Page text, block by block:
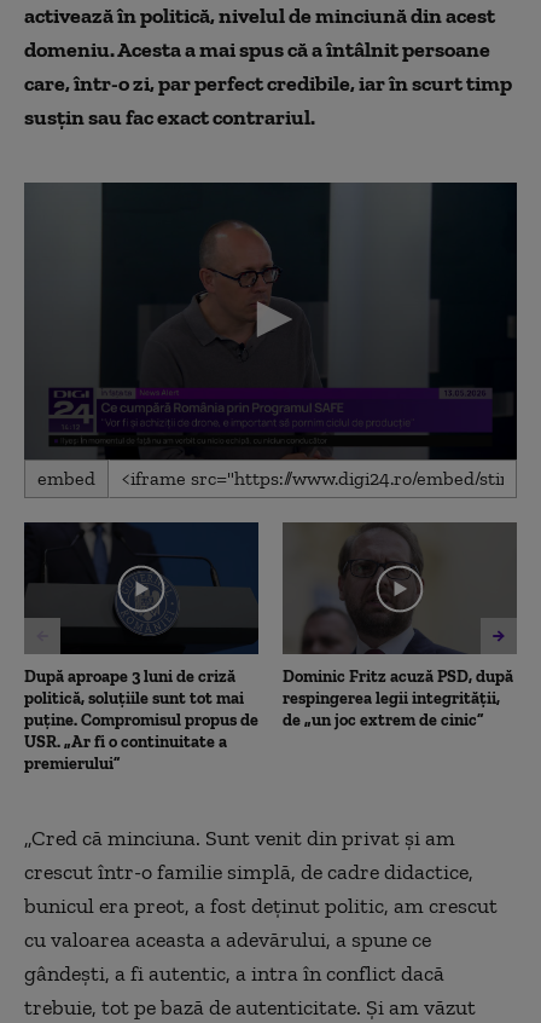
activează în politică, nivelul de minciună din acest
domeniu. Acesta a mai spus că a întâlnit persoane
care, într-o zi, par perfect credibile, iar în scurt timp
susțin sau fac exact contrariul.
0
seconds
50
minutes,
seconds
embed
După aproape 3 luni de criză
politică, soluțiile sunt tot mai
puține. Compromisul propus de
USR. „Ar fi o continuitate a
premierului”
Dominic Fritz acuză PSD, după
respingerea legii integrității,
de „un joc extrem de cinic”
„Cred că minciuna. Sunt venit din privat şi am
crescut într-o familie simplă, de cadre didactice,
bunicul era preot, a fost deţinut politic, am crescut
cu valoarea aceasta a adevărului, a spune ce
gândeşti, a fi autentic, a intra în conflict dacă
trebuie, tot pe bază de autenticitate. Şi am văzut